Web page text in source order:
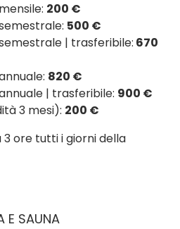
200 €
500 €
| trasferibile: 670
820 €
| trasferibile: 900 €
3 mesi): 200 €
3 ore tutti i giorni della
E SAUNA